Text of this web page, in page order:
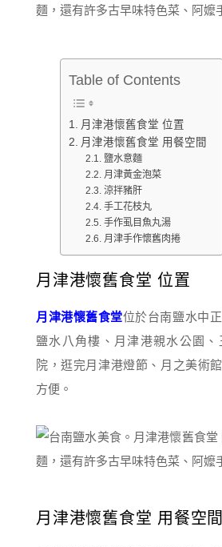
Table of Contents
月津港懷舊食堂 位置
月津港懷舊食堂 用餐空間
鹽水意麵
月津黃金泡菜
涼拌豬肝
手工花枝丸
手作虱目魚丸湯
月津手作懷舊肉捲
月津港懷舊食堂 位置
月津港懷舊食堂位於台南鹽水中
鹽水八角樓、月津港親水公園
院，逛完月津港燈節、月之美術
方便。
月津港懷舊食堂 用餐空間